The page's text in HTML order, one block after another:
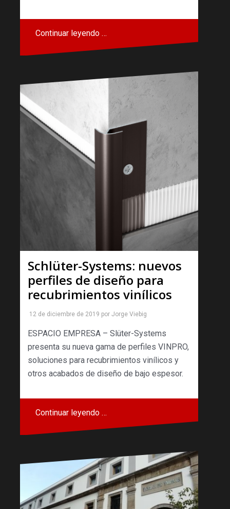
Continuar leyendo …
Schlüter-Systems: nuevos
perfiles de diseño para
recubrimientos vinílicos
12 de diciembre de 2019 por Jorge Viebig
ESPACIO EMPRESA – Slüter-Systems
presenta su nueva gama de perfiles VINPRO,
soluciones para recubrimientos vinílicos y
otros acabados de diseño de bajo espesor.
Continuar leyendo …